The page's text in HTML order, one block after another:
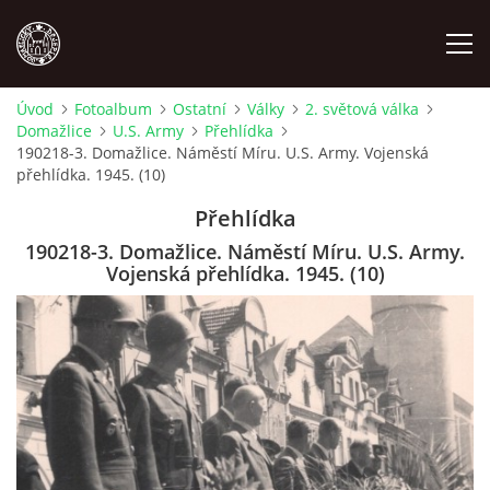
MÍSTOPIS
OSOBNOSTI
OSTATNÍ
ODKAZY
O NÁS
Úvod Fotoalbum Ostatní Války
2. světová válka
Domažlice
U.S. Army
Přehlídka
190218-3. Domažlice. Náměstí Míru. U.S. Army. Vojenská
přehlídka. 1945. (10)
Přehlídka
190218-3. Domažlice. Náměstí Míru. U.S. Army.
Vojenská přehlídka. 1945. (10)